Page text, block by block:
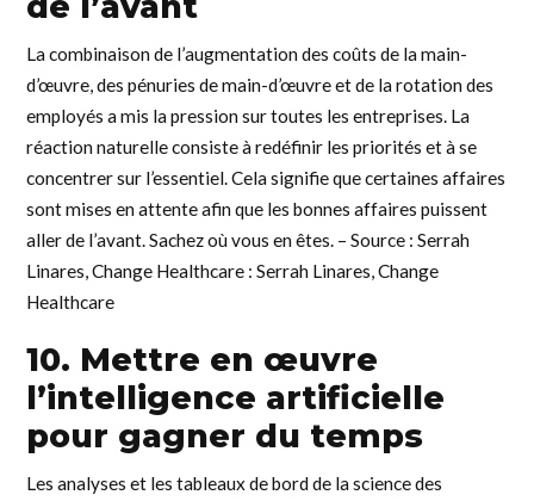
La combinaison de l’augmentation des coûts de la main-
d’œuvre, des pénuries de main-d’œuvre et de la rotation des
employés a mis la pression sur toutes les entreprises. La
réaction naturelle consiste à redéfinir les priorités et à se
concentrer sur l’essentiel. Cela signifie que certaines affaires
sont mises en attente afin que les bonnes affaires puissent
aller de l’avant. Sachez où vous en êtes. – Source : Serrah
Linares, Change Healthcare : Serrah Linares, Change
Healthcare
10. Mettre en œuvre
l’intelligence artificielle
pour gagner du temps
Les analyses et les tableaux de bord de la science des